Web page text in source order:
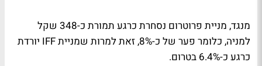
מנגד, מניית פרוטרום נסחרת כרגע תמורת כ-348 שקל
למניה, כלומר פער של כ-8%, זאת למרות שמניית IFF יורדת
כרגע כ-6.4% בטרום.